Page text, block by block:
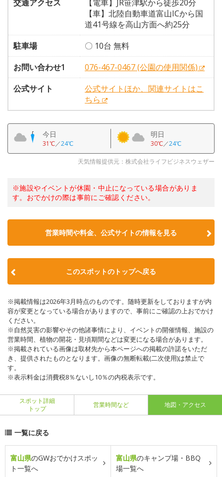
交通アクセス
【電車】JR笹津駅から徒歩20分
【車】北陸自動車道富山ICから国
道41号線を高山方面へ約25分
駐車場
〇 10台 無料
お問い合わせ1
076-467-0467 (公園の使用関係)
公式サイト
公式サイトほか、関連サイトはこ
ちら
今日
31℃／24℃
明日
30℃／24℃
天気情報提供元：株式会社ライフビジネスウェザー
※施設やイベントが休園・中止になっている場合がありま
す。おでかけの際は事前にご確認ください。
営業時間や料金、公式サイトの情報を見る
このスポットのトップへ戻る
※掲載情報は2026年3月時点のものです。随時更新をしておりますが内
容が変更となっている場合がありますので、事前にご確認の上おでかけ
ください。
※自然災害の影響やその他諸事情により、イベントの開催情報、施設の
営業時間、植物の開花・見頃期間などは変更になる場合があります。
※掲載されている画像は取材先から本ページへの掲載の許諾をいただ
き、提供されたものとなります。画像の無断転載(二次使用)は禁止で
す。
※表示料金は消費税8％ないし10％の内税表示です。
スポット詳細
トップ
営業時間など 地図・アクセス
一覧に戻る
富山県のGWおでかけスポッ
ト一覧へ
富山県のキャンプ場・BBQ
場一覧へ